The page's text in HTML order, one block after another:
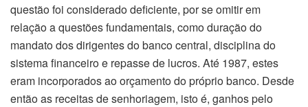
questão foi considerado deficiente, por se omitir em
relação a questões fundamentais, como duração do
mandato dos dirigentes do banco central, disciplina do
sistema financeiro e repasse de lucros. Até 1987, estes
eram incorporados ao orçamento do próprio banco. Desde
então as receitas de senhoriagem, isto é, ganhos pelo